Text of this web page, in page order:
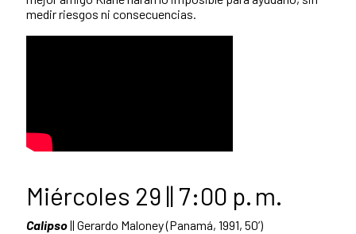
medir riesgos ni consecuencias.
Miércoles 29 || 7:00 p. m.
Calipso|| Gerardo Maloney (Panamá, 1991, 50’)